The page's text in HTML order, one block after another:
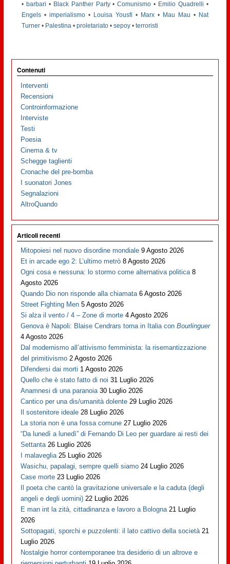
• barbari • Black Panther Party•Comunismo • Emilio Quadrelli •
Engels• imperialismo• Louisa Yousfi • Marx • Mau Mau • Nat
Turner• Palestina• proletariato• sepoy• terroristi
Contenuti
Interventi
Recensioni
Controinformazione
Interviste
Testi
Poesia
Cinema & tv
Schegge taglienti
Cronache del pre-bomba
I suonatori Jones
Segnalazioni
AltroQuando
Articoli recenti
Mitopoiesi nel nuovo disordine mondiale 9 Agosto 2026
Et in arcade ego 2: L’ultimo metrò 8 Agosto 2026
Ogni cosa e nessuna: lo stormo come alternativa politica 8
Agosto 2026
Quando Dio non risponde alla chiamata 6 Agosto 2026
Street Fighting Men 5 Agosto 2026
Si alza il vento / 4 – Zone di morte 4 Agosto 2026
Genova è Napoli: Blaise Cendrars torna in Italia conBourlinguer
4 Agosto 2026
Dal modernismo all’attivismo femminista: la risemantizzazione
del primitivismo 2 Agosto 2026
Difendersi dai morti 1 Agosto 2026
Quello che è stato fatto di noi 31 Luglio 2026
Anamnesi di una paranoia 30 Luglio 2026
Cantico per una dis/umanità dolente 29 Luglio 2026
Il sostenitore ideale 28 Luglio 2026
La storia non è una fossa comune 27 Luglio 2026
“Da lunedì a lunedì” di Fernando Di Leo per guardare ai resti dei
Settanta 26 Luglio 2026
I malaveglia 25 Luglio 2026
Wasichu, papalagi, sempre quelli siamo 24 Luglio 2026
Case morte 23 Luglio 2026
Il poeta che cantò la gravitazione universale e la caduta (degli
angeli e degli uomini) 22 Luglio 2026
E man int la zità, cittadinanza e lavoro a Bologna 21 Luglio
2026
Sottopagati, sporchi e puzzolenti: il lato cattivo della società 21
Luglio 2026
Nostalgie horror contemporanee tra desiderio di un altrove e